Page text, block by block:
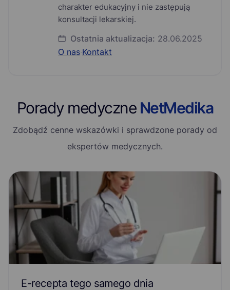
charakter edukacyjny i nie zastępują
konsultacji lekarskiej.
Ostatnia aktualizacja: 28.06.2025
O nas·Kontakt
Porady medyczne NetMedika
Zdobądź cenne wskazówki i sprawdzone porady od
ekspertów medycznych.
E-recepta tego samego dnia